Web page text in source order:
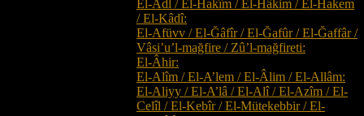
El-Adl / El-Hakîm / El-Hâkim / El-Hakem
/ El-Kâdî:
El-Afüvv / El-Ğâfîr / El-Ğafûr / El-Ğaffâr /
Vâsi’u’l-mağfire / Zû’l-mağfireti:
El-Âhir:
El-Alîm / El-A’lem / El-Âlim / El-Allâm:
El-Aliyy / El-A’lâ / El-Alî / El-Azîm / El-
Celîl / El-Kebîr / El-Mütekebbir / El-